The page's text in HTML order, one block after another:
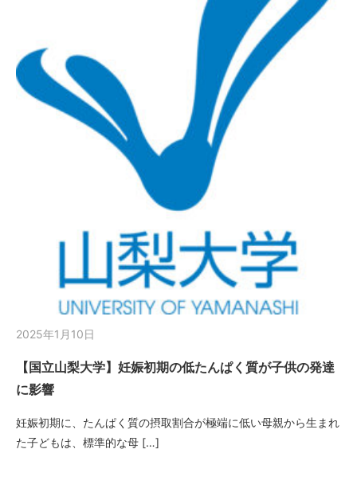
2025年1月10日
【国立山梨大学】妊娠初期の低たんぱく質が子供の発達
に影響
妊娠初期に、たんぱく質の摂取割合が極端に低い母親から生まれ
た子どもは、標準的な母 […]